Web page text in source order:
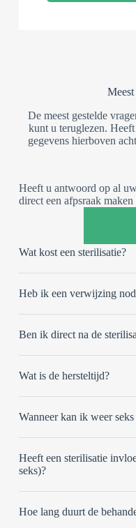
Meest
De meest gestelde
kunt u teruglezen.
gegevens hierboven
Heeft u antwoord op al
direct een afpsraak
Wat kost een sterilisatie?
Heb ik een verwijzing
Ben ik direct na de
Wat is de hersteltijd?
Wanneer kan ik weer seks
Heeft een sterilisatie
seks)?
Hoe lang duurt de